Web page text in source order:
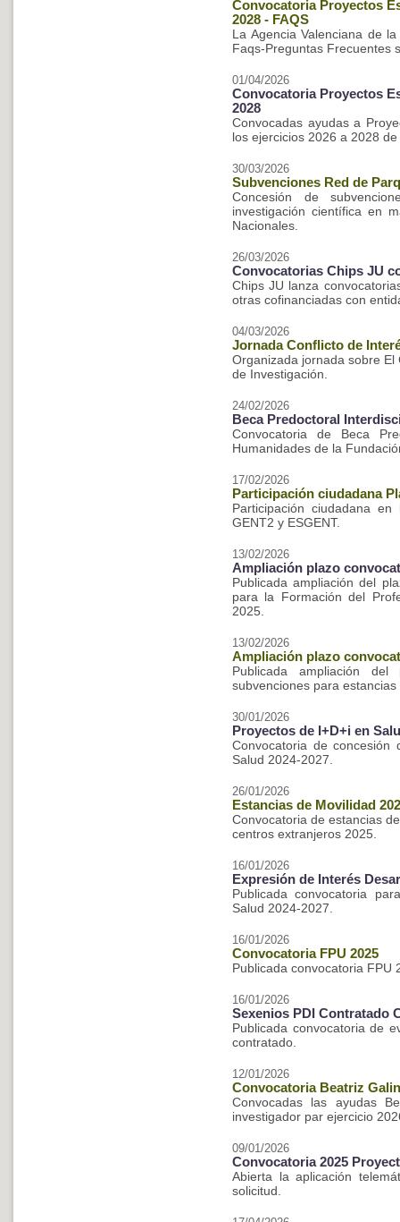
Convocatoria Proyectos
2028 - FAQS
La Agencia Valenciana de
Faqs-Preguntas Frecuentes
01/04/2026
Convocatoria Proyectos
2028
Convocadas ayudas a
los ejercicios 2026 a 2028
30/03/2026
Subvenciones Red de
Concesión de
investigación científica en
Nacionales.
26/03/2026
Convocatorias Chips JU
Chips JU lanza
otras cofinanciadas con
04/03/2026
Jornada Conflicto de
Organizada jornada sobre El
de Investigación.
24/02/2026
Beca Predoctoral
Convocatoria de Beca
Humanidades de la
17/02/2026
Participación ciudadana
Participación ciudadana
GENT2 y ESGENT.
13/02/2026
Ampliación plazo
Publicada ampliación del
para la Formación del
2025.
13/02/2026
Ampliación plazo
Publicada ampliación
subvenciones para
30/01/2026
Proyectos de I+D+i en
Convocatoria de concesión
Salud 2024-2027.
26/01/2026
Estancias de Movilidad
Convocatoria de estancias
centros extranjeros 2025.
16/01/2026
Expresión de Interés
Publicada convocatoria
Salud 2024-2027.
16/01/2026
Convocatoria FPU 2025
Publicada convocatoria FPU
16/01/2026
Sexenios PDI Contratado
Publicada convocatoria de
contratado.
12/01/2026
Convocatoria Beatriz
Convocadas las ayudas
investigador par ejercicio
09/01/2026
Convocatoria 2025
Abierta la aplicación
solicitud.